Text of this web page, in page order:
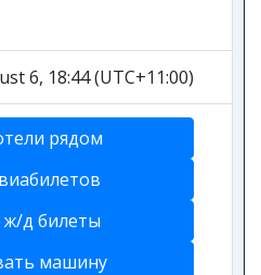
6, 18:44 (UTC+11:00)
рядом
ж/д билеты
машину